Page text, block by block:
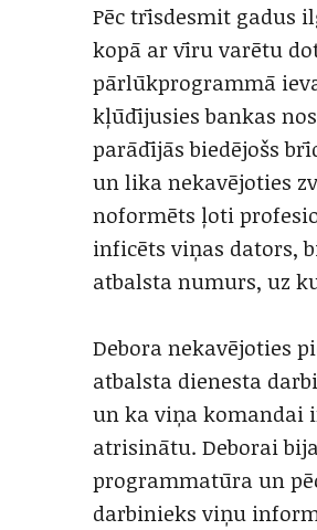
Pēc trīsdesmit gadus
kopā ar vīru varētu
pārlūkprogrammā
kļūdījusies bankas
parādījās biedējošs
un lika nekavējoties
noformēts ļoti
inficēts viņas dators,
atbalsta numurs, uz
Debora nekavējoties
atbalsta dienesta
un ka viņa komandai
atrisinātu. Deborai
programmatūra un
darbinieks viņu